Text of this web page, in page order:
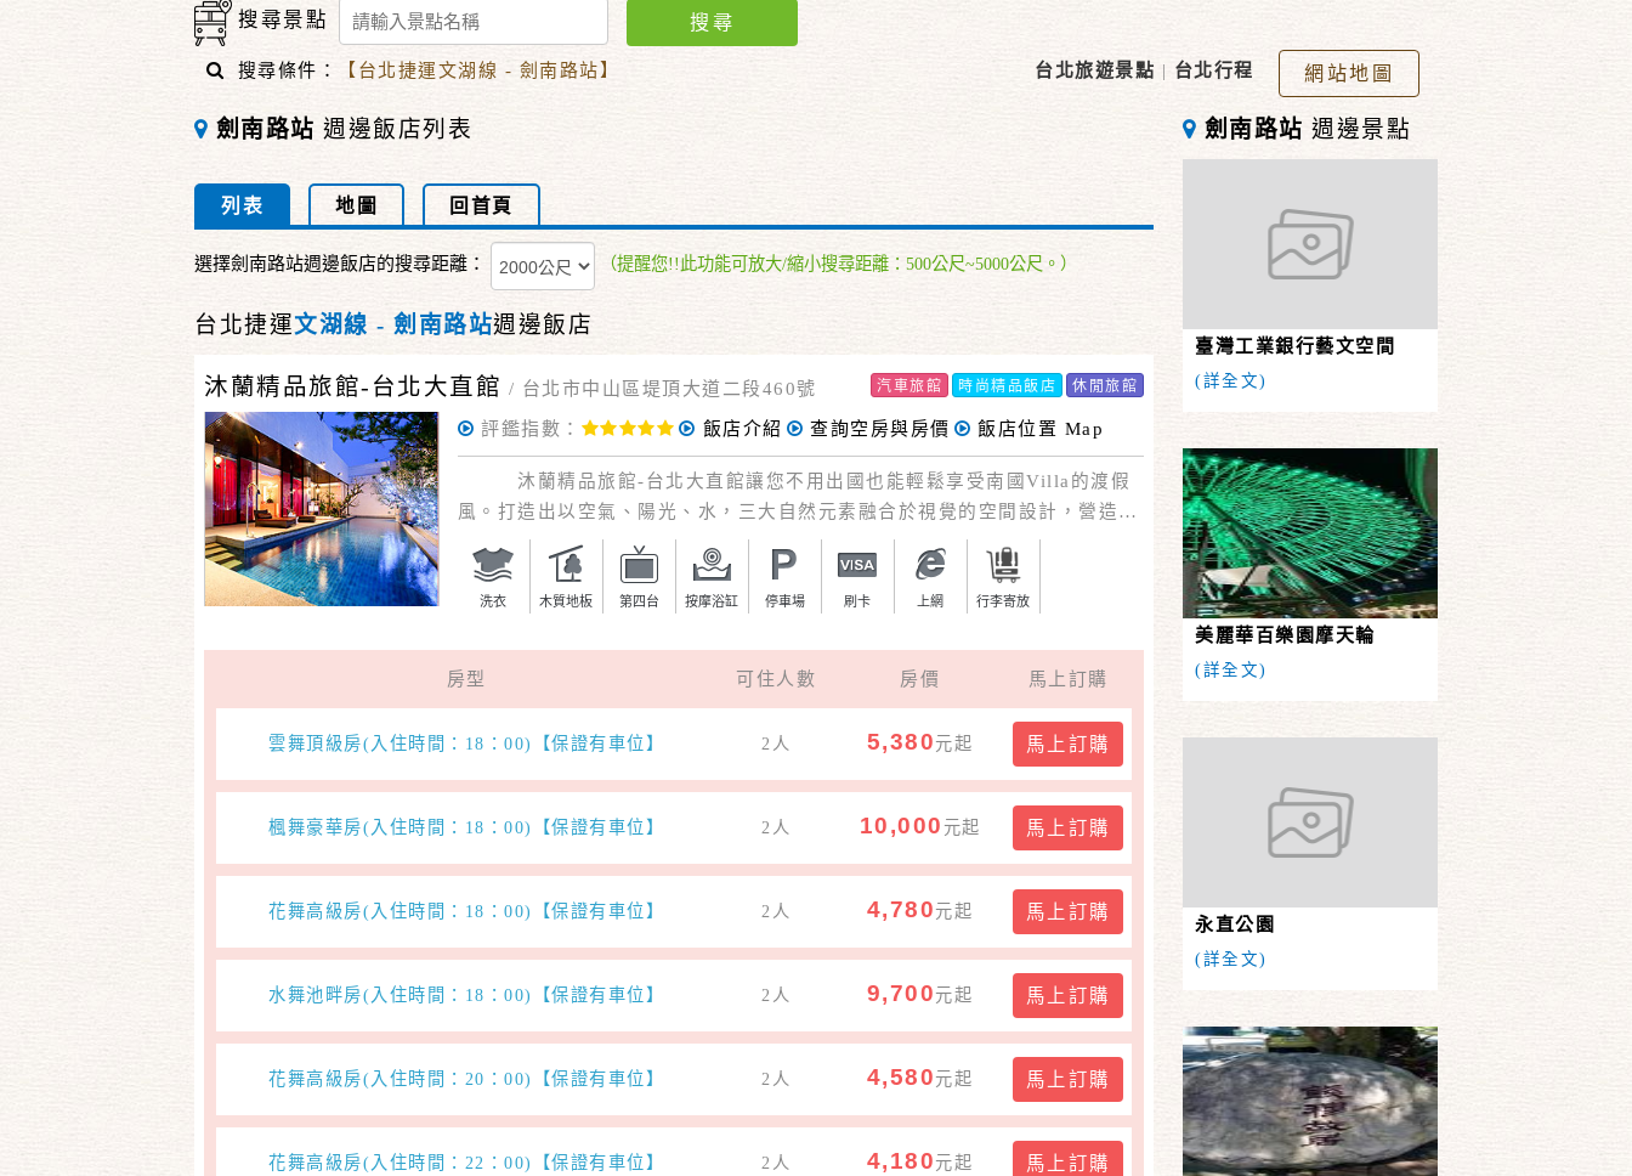
搜尋景點 搜尋
台北旅遊景點 | 台北行程 網站地圖
搜尋條件： 【台北捷運文湖線 - 劍南路站】
劍南路站 週邊飯店列表
列表 地圖 回首頁
選擇劍南路站週邊飯店的搜尋距離： （提醒您!!此功能可放大/縮小搜尋距離：500公尺~5000公尺。）
台北捷運文湖線 - 劍南路站週邊飯店
休閒旅館
時尚精品飯店
汽車旅館
沐蘭精品旅館-台北大直館 / 台北市中山區堤頂大道二段460號
評鑑指數： 飯店介紹 查詢空房與房價 飯店位置 Map
沐蘭精品旅館-台北大直館讓您不用出國也能輕鬆享受南國Villa的渡假
風。打造出以空氣、陽光、水，三大自然元素融合於視覺的空間設計，營造奢
華、浪漫、趣味的氛圍，讓您身、心、靈得到完全的舒暢與解放。
洗衣 木質地板 第四台 按摩浴缸 停車場 刷卡 上網 行李寄放
房型 可住人數 房價 馬上訂購
雲舞頂級房(入住時間：18：00)【保證有車位】 2人 5,380元起 馬上訂購
楓舞豪華房(入住時間：18：00)【保證有車位】 2人 10,000 元起 馬上訂購
花舞高級房(入住時間：18：00)【保證有車位】 2人 4,780元起 馬上訂購
水舞池畔房(入住時間：18：00)【保證有車位】 2人 9,700元起 馬上訂購
花舞高級房(入住時間：20：00)【保證有車位】 2人 4,580元起 馬上訂購
花舞高級房(入住時間：22：00)【保證有車位】 2人 4,180元起 馬上訂購
劍南路站 週邊景點
臺灣工業銀行藝文空間
(詳全文)
美麗華百樂園摩天輪
(詳全文)
永直公園
(詳全文)